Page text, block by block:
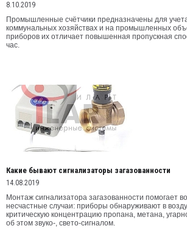
8.10.2019
Промышленные счётчики предназначены для
коммунальных хозяйствах и на промышленных
приборов их отличает повышенная пропускная
час.
Какие бывают сигнализаторы загазованности
14.08.2019
Монтаж сигнализатора загазованности помогает
несчастные случаи: приборы обнаруживают в
критическую концентрацию пропана, метана,
об этом звуко-, свето-сигналом.